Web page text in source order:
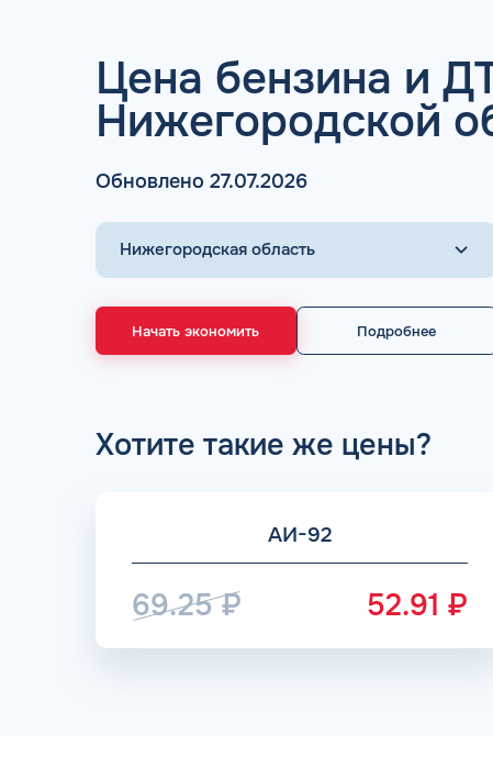
Цена бензина и
Нижегородской
Обновлено 27.07.2026
Начать экономить Подробнее
Хотите такие же цены?
АИ-92
69.25₽ 52.91 ₽
60%